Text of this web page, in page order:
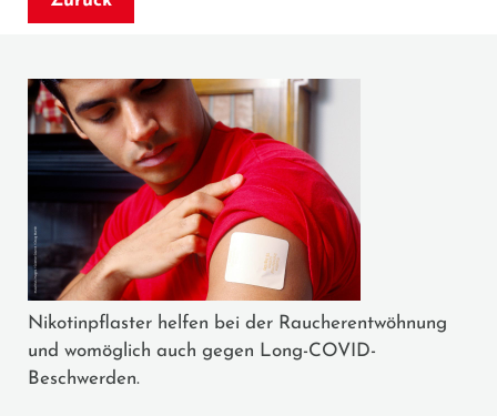
Nikotinpflaster helfen bei der Raucherentwöhnung
und womöglich auch gegen Long-COVID-
Beschwerden.